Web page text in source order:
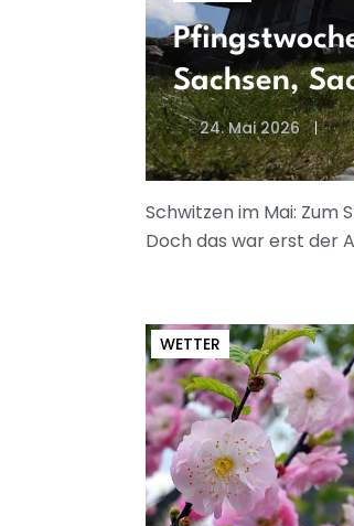
Sachsen,
24. Mai 2026
Schwitzen im Mai:
Doch das war erst der
WETTER